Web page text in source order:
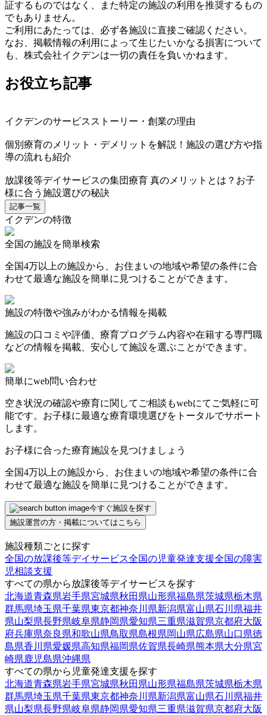
証するものではなく、また特定の施設の利用を推奨するもの
でもありません。
ご利用にあたっては、必ず各施設に直接ご確認ください。
なお、掲載情報の利用によって生じたいかなる損害について
も、株式会社イクデンは一切の責任を負いかねます。
お役立ち記事
イクデンのサービスストーリー・創業の理由
個別療育のメリット・デメリットを解説！施設の選び方や指
導の流れも紹介
放課後等デイサービスの集団療育 真のメリットとは？お子
様に合う施設選びの秘訣
記事一覧
イクデンの特徴
全国の施設を簡単検索
全国4万以上の施設から、お住まいの地域や希望の条件に合
わせて最適な施設を簡単に見つけることができます。
施設の特徴や強みがわかる情報を掲載
施設の口コミや評価、療育プログラム内容や在籍する専門職
などの情報を掲載、安心して施設を選ぶことができます。
簡単にweb問い合わせ
空き状況の確認や療育に関してご相談もwebにてご気軽に可
能です。お子様に最適な療育環境選びをトータルでサポート
します。
お子様に合った療育施設を見つけましょう
全国4万以上の施設から、お住まいの地域や希望の条件に合
わせて最適な施設を簡単に見つけることができます。
今すぐ施設を探す
施設運営の方・掲載についてはこちら
施設種類ごとに探す
全国の放課後等デイサービス全国の児童発達支援全国の障害
児相談支援
すべての県から放課後等デイサービスを探す
北海道青森県岩手県宮城県秋田県山形県福島県茨城県栃木県
群馬県埼玉県千葉県東京都神奈川県新潟県富山県石川県福井
県山梨県長野県岐阜県静岡県愛知県三重県滋賀県京都府大阪
府兵庫県奈良県和歌山県鳥取県島根県岡山県広島県山口県徳
島県香川県愛媛県高知県福岡県佐賀県長崎県熊本県大分県宮
崎県鹿児島県沖縄県
すべての県から児童発達支援を探す
北海道青森県岩手県宮城県秋田県山形県福島県茨城県栃木県
群馬県埼玉県千葉県東京都神奈川県新潟県富山県石川県福井
県山梨県長野県岐阜県静岡県愛知県三重県滋賀県京都府大阪